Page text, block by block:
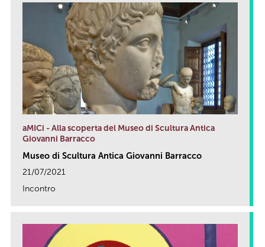
aMICi - Alla scoperta del Museo di Scultura Antica
Giovanni Barracco
Museo di Scultura Antica Giovanni Barracco
21/07/2021
Incontro